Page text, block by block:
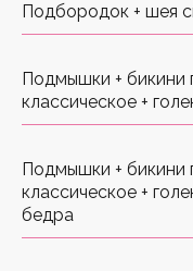
Подбородок + шея
Подмышки + бикини
классическое +
Подмышки + бикини
классическое +
бедра